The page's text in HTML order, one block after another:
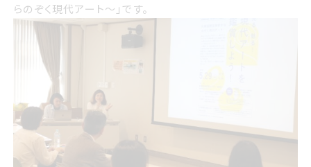
らのぞく現代アート〜」です。